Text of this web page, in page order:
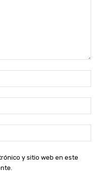
y sitio web en este